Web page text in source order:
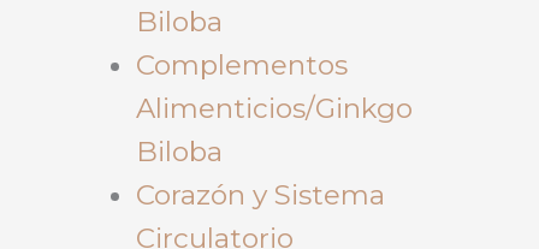
Biloba
Complementos
Alimenticios/Ginkgo
Biloba
Corazón y Sistema
Circulatorio